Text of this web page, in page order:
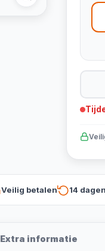
Veilig betalen 14
Extra informatie